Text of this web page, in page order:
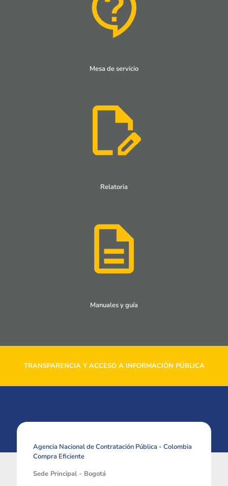
Mesa de servicio
Relatoria
Manuales y guía
TRANSPARENCIA Y ACCESO A INFORMACIÓN PÚBLICA
Agencia Nacional de Contratación Pública - Colombia
Compra Eficiente
Sede Principal - Bogotá